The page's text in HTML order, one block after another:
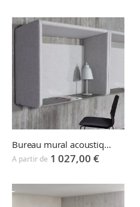
Bureau mural acoustique FOURUS WALLPOD
A partir de 1 027,00 €